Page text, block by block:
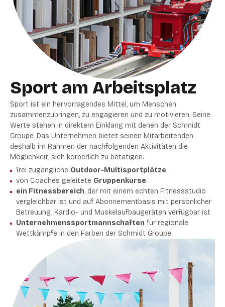
Sport am Arbeitsplatz
Sport ist ein hervorragendes Mittel, um Menschen
zusammenzubringen, zu engagieren und zu motivieren. Seine
Werte stehen in direktem Einklang mit denen der Schmidt
Groupe. Das Unternehmen bietet seinen Mitarbeitenden
deshalb im Rahmen der nachfolgenden Aktivitäten die
Möglichkeit, sich körperlich zu betätigen:
frei zugängliche Outdoor-Multisportplätze
von Coaches geleitete Gruppenkurse
ein Fitnessbereich, der mit einem echten Fitnessstudio
vergleichbar ist und auf Abonnementbasis mit persönlicher
Betreuung, Kardio- und Muskelaufbaugeräten verfügbar ist
Unternehmenssportmannschaften für regionale
Wettkämpfe in den Farben der Schmidt Groupe